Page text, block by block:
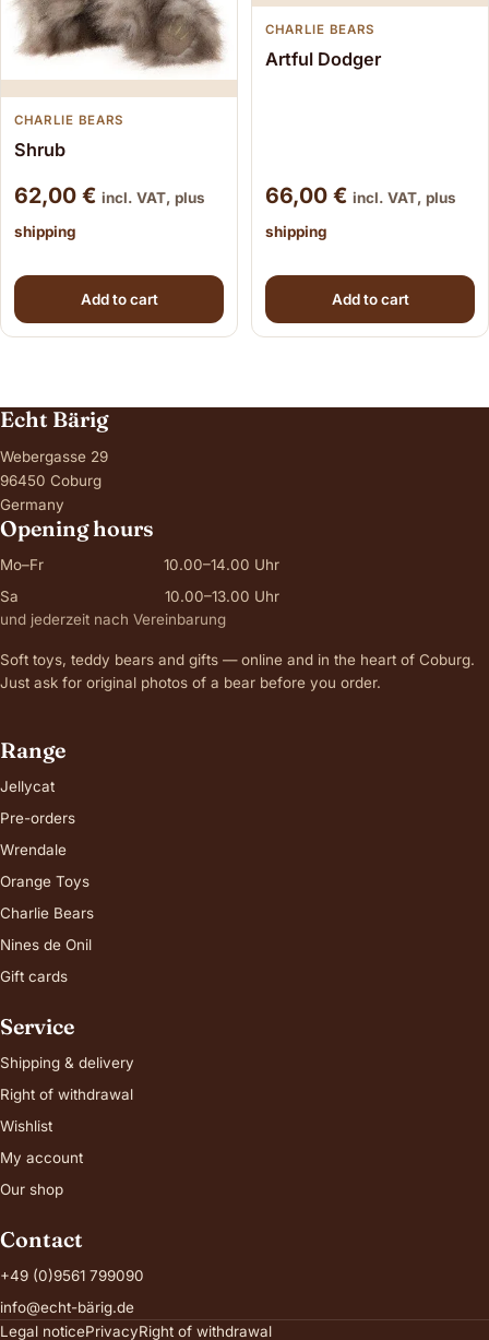
CHARLIE BEARS
Shrub
62,00 € incl. VAT, plus
shipping
Add to cart
CHARLIE BEARS
Artful Dodger
66,00 € incl. VAT, plus
shipping
Add to cart
Echt Bärig
Webergasse 29
96450 Coburg
Germany
Opening hours
Mo–Fr
10.00–14.00 Uhr
Sa
10.00–13.00 Uhr
und jederzeit nach Vereinbarung
Soft toys, teddy bears and gifts — online and in the heart of Coburg.
Just ask for original photos of a bear before you order.
Range
Jellycat
Pre-orders
Wrendale
Orange Toys
Charlie Bears
Nines de Onil
Gift cards
Service
Shipping & delivery
Right of withdrawal
Wishlist
My account
Our shop
Contact
+49 (0)9561 799090
info@echt-bärig.de
Legal noticePrivacyRight of withdrawal